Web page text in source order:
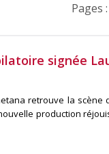
Pages :
signée
retrouve la scène
production